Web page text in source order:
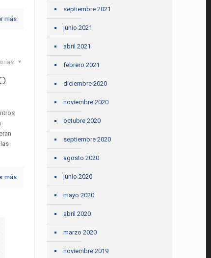
más
más
septiembre 2021
junio 2021
abril 2021
febrero 2021
diciembre 2020
noviembre 2020
octubre 2020
septiembre 2020
agosto 2020
junio 2020
mayo 2020
abril 2020
marzo 2020
noviembre 2019